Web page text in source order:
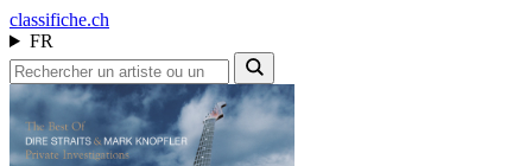
classifiche.ch
FR